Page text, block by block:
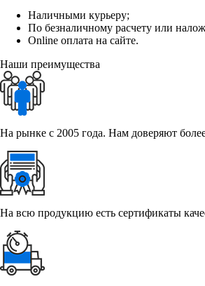
Наличными курьеру;
По безналичному расчету или
Online оплата на сайте.
Наши преимущества
На рынке с 2005 года. Нам доверяют
На всю продукцию есть сертификаты